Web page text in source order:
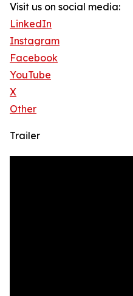
Visit us on social media:
LinkedIn
Instagram
Facebook
YouTube
X
Other
Trailer